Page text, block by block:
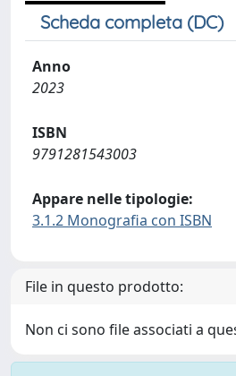
Scheda completa (DC)
Anno
2023
ISBN
9791281543003
Appare nelle tipologie:
3.1.2 Monografia con ISBN
File in questo prodotto:
Non ci sono file associati a